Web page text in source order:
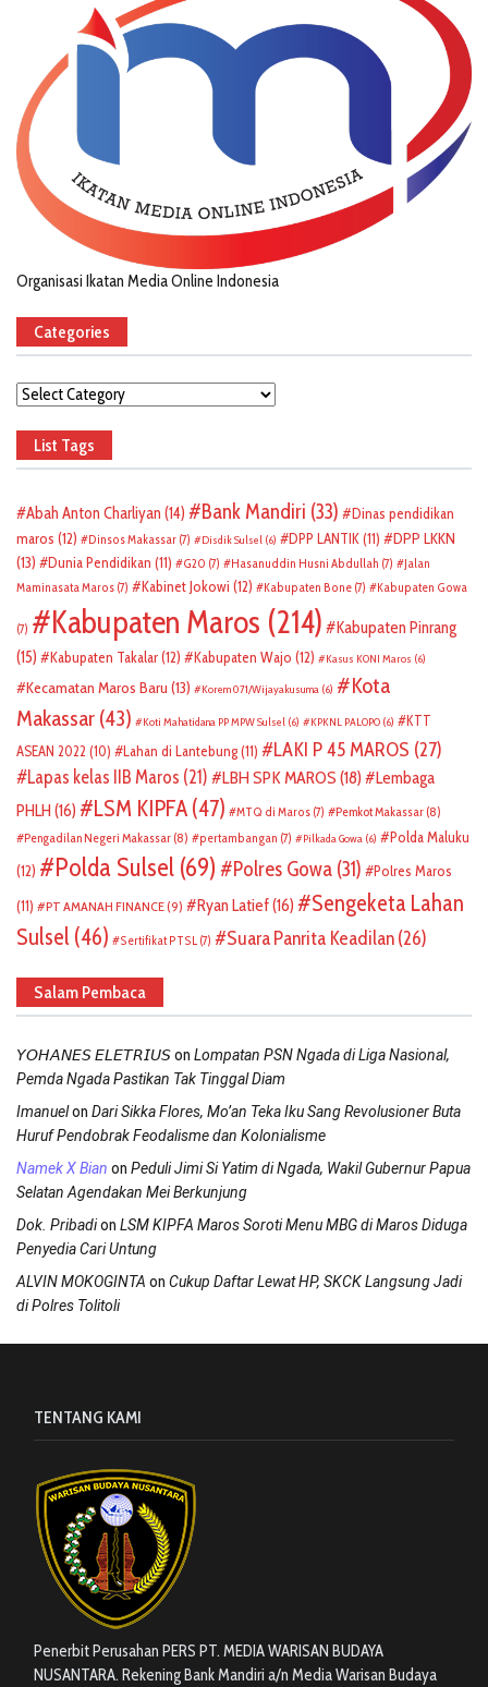
Organisasi Ikatan Media Online Indonesia
Categories
Categories
List Tags
Abah Anton Charliyan (14) Bank Mandiri (33)
Dinas pendidikan
maros (12) Dinsos Makassar (7) Disdik Sulsel (6) DPP LANTIK(11)
DPP LKKN
(13)
Dunia Pendidikan (11) G20 (7) Hasanuddin Husni Abdullah (7)
Jalan
Maminasata Maros (7) Kabinet Jokowi (12) Kabupaten Bone (7) Kabupaten Gowa
(7) Kabupaten Maros (214)
Kabupaten Pinrang
(15)
Kabupaten Takalar(12) Kabupaten Wajo (12) Kasus KONI Maros (6)
Kecamatan Maros Baru (13) Korem 071/Wijayakusuma (6)
Kota
Makassar (43) Koti Mahatidana PP MPW Sulsel (6) KPKNL PALOPO (6)
KTT
ASEAN 2022 (10) Lahan di Lantebung(11) LAKI P 45 MAROS (27)
Lapas kelas IIB Maros (21) LBH SPK MAROS (18)
Lembaga
PHLH (16) LSM KIPFA (47) MTQ di Maros (7) Pemkot Makassar (8)
Pengadilan Negeri Makassar (8) pertambangan (7) Pilkada Gowa (6)
Polda Maluku
(12)
Polda Sulsel (69) Polres Gowa (31)
Polres Maros
(11)
PT AMANAH FINANCE(9) Ryan Latief(16)
Sengeketa Lahan
Sulsel (46) Sertifikat PTSL (7) Suara Panrita Keadilan(26)
Salam Pembaca
𝘠𝘖𝘏𝘈𝘕𝘌𝘚 𝘌𝘓𝘌𝘛𝘙𝘐𝘜𝘚on Lompatan PSN Ngada di Liga Nasional,
Pemda Ngada Pastikan Tak Tinggal Diam
Imanuelon Dari Sikka Flores, Mo’an Teka Iku Sang Revolusioner Buta
Huruf Pendobrak Feodalisme dan Kolonialisme
Namek X Bian on Peduli Jimi Si Yatim di Ngada, Wakil Gubernur Papua
Selatan Agendakan Mei Berkunjung
Dok. Pribadion LSM KIPFA Maros Soroti Menu MBG di Maros Diduga
Penyedia Cari Untung
ALVIN MOKOGINTA on Cukup Daftar Lewat HP, SKCK Langsung Jadi
di Polres Tolitoli
TENTANG KAMI
Penerbit Perusahan PERS PT. MEDIA WARISAN BUDAYA
NUSANTARA. Rekening Bank Mandiri a/n Media Warisan Budaya